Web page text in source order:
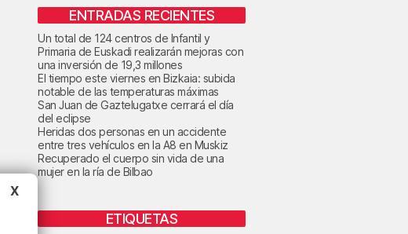
ENTRADAS RECIENTES
Un total de 124 centros de Infantil y
Primaria de Euskadi realizarán mejoras con
una inversión de 19,3 millones
El tiempo este viernes en Bizkaia: subida
notable de las temperaturas máximas
San Juan de Gaztelugatxe cerrará el día
del eclipse
Heridas dos personas en un accidente
entre tres vehículos en la A8 en Muskiz
Recuperado el cuerpo sin vida de una
mujer en la ría de Bilbao
ETIQUETAS
X